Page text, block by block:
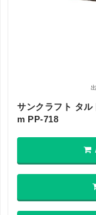
サンクラフト タ
m PP-718